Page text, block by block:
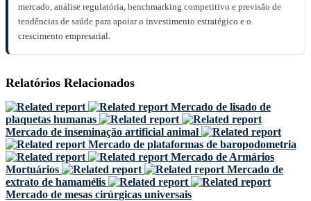
mercado, análise regulatória, benchmarking competitivo e previsão de
tendências de saúde para apoiar o investimento estratégico e o
crescimento empresarial.
Relatórios Relacionados
Mercado de lisado de
plaquetas humanas
Mercado de inseminação artificial animal
Mercado de plataformas de baropodometria
Mercado de Armários
Mortuários
Mercado de
extrato de hamamélis
Mercado de mesas cirúrgicas universais